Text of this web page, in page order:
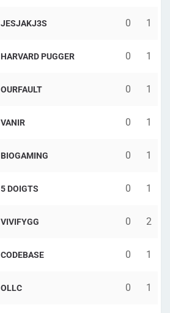
JESJAKJ3S 0 1
HARVARD PUGGER 0 1
OURFAULT 0 1
VANIR 0 1
BIOGAMING 0 1
5 DOIGTS 0 1
VIVIFYGG 0 2
CODEBASE 0 1
OLLC 0 1